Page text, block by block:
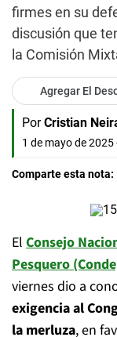
firmes en su
discusión que
la Comisión
Agregar El
Por Cristian
1 de mayo de 2025
Comparte esta nota:
El Consejo
Pesquero
viernes dio a
exigencia al
la merluza, en